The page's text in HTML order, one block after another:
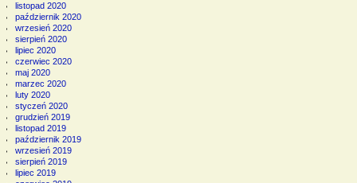
listopad 2020
październik 2020
wrzesień 2020
sierpień 2020
lipiec 2020
czerwiec 2020
maj 2020
marzec 2020
luty 2020
styczeń 2020
grudzień 2019
listopad 2019
październik 2019
wrzesień 2019
sierpień 2019
lipiec 2019